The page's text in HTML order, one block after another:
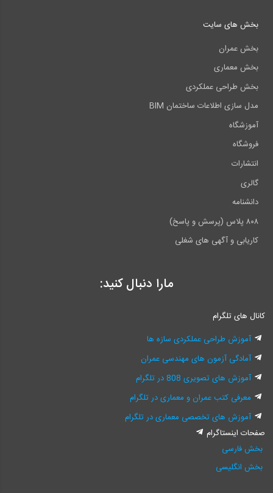
بخش های سایت
بخش عمران
بخش معماری
بخش طراحی عملکردی
مدل سازی اطلاعات ساختمان BIM
آموزشگاه
فروشگاه
انتشارات
گالری
دانشنامه
۸۰۸ پلاس (پرسش و پاسخ)
کاریابی و آگهی های شغلی
مارا دنبال کنید:
کانال های تلگرام
آموزش طراحی عملکردی سازه ها
آمادگی آزمون های مهندسی عمران
آموزش های تصویری 808 در تلگرام
معرفی کتب عمران و معماری در تلگرام
آموزش های تخصصی معماری در تلگرام
صفحات اینستاگرام
بخش فارسی
بخش انگلیسی